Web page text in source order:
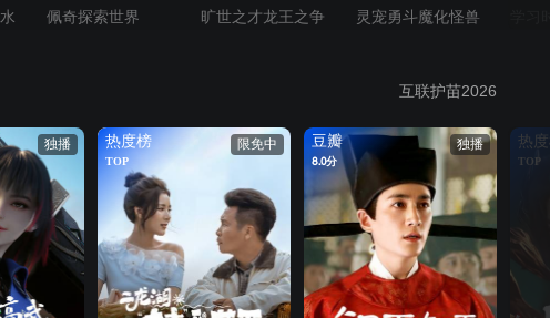
佩奇探索世界 旷世之才龙王之争 灵宠勇斗魔化怪兽
互联护苗2026
独播 限免中
热度榜
TOP
独播
豆瓣
8.0分
热
TOP